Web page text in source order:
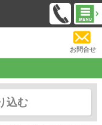
お問合せ
込む